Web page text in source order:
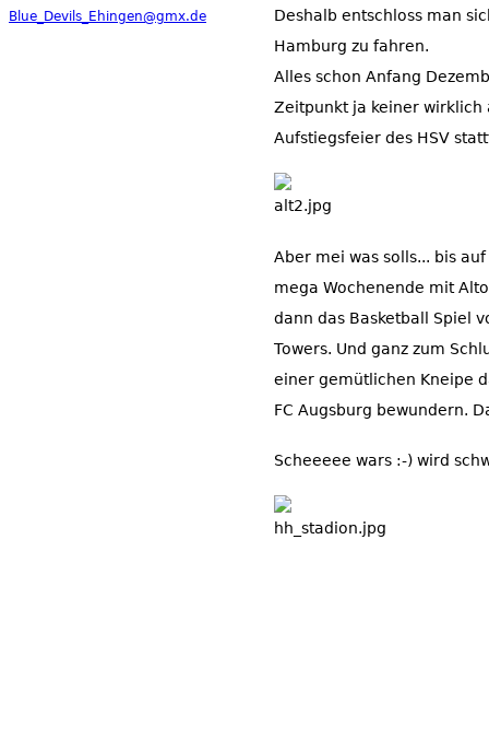
Deshalb entschloss man
Hamburg zu fahren.
Alles schon Anfang
Zeitpunkt ja keiner wirklich
Aufstiegsfeier des HSV
Aber mei was solls... bis
mega Wochenende mit
dann das Basketball Spiel
Towers. Und ganz zum
einer gemütlichen Kneipe
FC Augsburg bewundern.
Scheeeee wars :-) wird
Blue_Devils_Ehingen@gmx.de